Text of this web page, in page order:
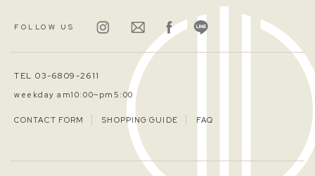
FOLLOW US
TEL 03-6809-2611
weekday am10:00~pm5:00
CONTACT FORM SHOPPING GUIDE FAQ